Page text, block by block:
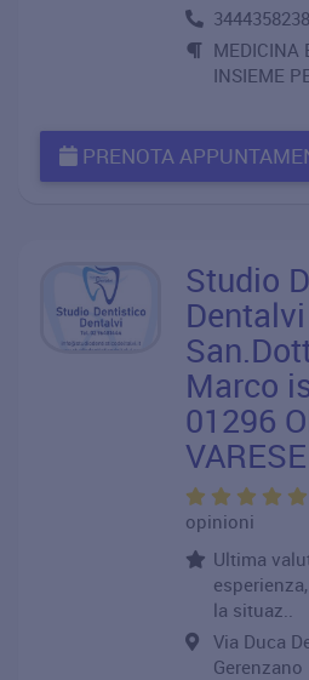
3444358238
MEDICINA
INSIEME
PRENOTA
Studio
Marco
01296
VARESE
opinioni
Ultima
la situaz..
Via Duca
Gerenzano